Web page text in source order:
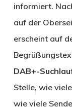
informiert.
auf der
erscheint auf
DAB+-
Stelle, wie
wie viele